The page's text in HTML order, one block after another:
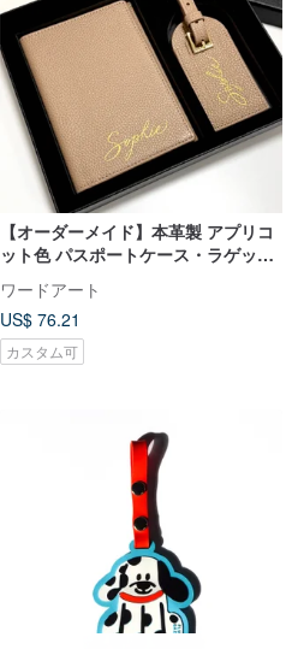
【オーダーメイド】本革製 アプリコ
ット色 パスポートケース・ラゲッジ
タグセット 昇進祝い 旅行 レザー ホ
ットスタンプ
ワードアート
US$ 76.21
カスタム可